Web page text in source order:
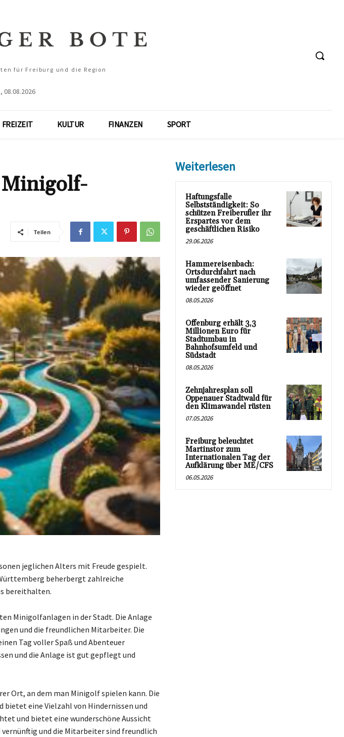
für Freiburg und die Region
08.08.2026
FREIZEIT KULTUR FINANZEN SPORT
Teilen
jeglichen Alters mit Freude gespielt.
beherbergt zahlreiche
bereithalten.
Minigolfanlagen in der Stadt. Die Anlage
und die freundlichen Mitarbeiter. Die
Tag voller Spaß und Abenteuer
und die Anlage ist gut gepflegt und
Ort, an dem man Minigolf spielen kann. Die
bietet eine Vielzahl von Hindernissen und
und bietet eine wunderschöne Aussicht
vernünftig und die Mitarbeiter sind freundlich
Weiterlesen
Haftungsfalle
Selbstständigkeit: So
schützen Freiberufler ihr
Erspartes vor dem
geschäftlichen Risiko
29.06.2026
Hammereisenbach:
Ortsdurchfahrt nach
umfassender Sanierung
wieder geöffnet
08.05.2026
Offenburg erhält 3,3
Millionen Euro für
Stadtumbau in
Bahnhofsumfeld und
Südstadt
08.05.2026
Zehnjahresplan soll
Oppenauer Stadtwald für
den Klimawandel rüsten
07.05.2026
Freiburg beleuchtet
Martinstor zum
Internationalen Tag der
Aufklärung über ME/CFS
06.05.2026